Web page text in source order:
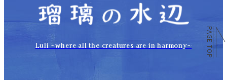
Luli 〜where all the creatures are in harmony〜 PAGE TOP